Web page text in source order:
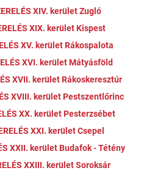
XIV. kerület Zugló
XIX. kerület Kispest
XV. kerület Rákospalota
XVI. kerület Mátyásföld
XVII. kerület Rákoskeresztúr
XVIII. kerület Pestszentlőrinc
XX. kerület Pesterzsébet
XXI. kerület Csepel
XXII. kerület Budafok - Tétény
XXIII. kerület Soroksár